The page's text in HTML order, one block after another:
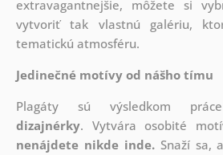
extravagantnejšie, môžete si
vytvoriť tak vlastnú galériu,
tematickú atmosféru.
Jedinečné motívy od nášho tímu
Plagáty sú výsledkom
dizajnérky. Vytvára osobité
nenájdete nikde inde.Snaží sa,